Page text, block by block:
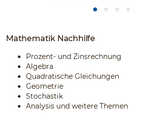
Mathematik Nachhilfe
Prozent- und Zinsrechnung
Algebra
Quadratische Gleichungen
Geometrie
Stochastik
Analysis und weitere Themen